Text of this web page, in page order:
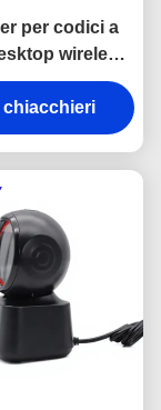
per codici a
wireless
vivavoce 1D
checkout al
chiacchieri